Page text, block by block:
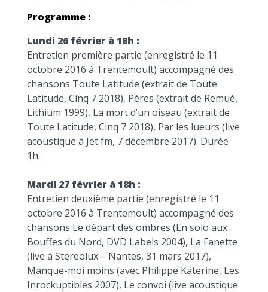
Programme :
Lundi 26 février à 18h :
Entretien première partie (enregistré le 11
octobre 2016 à Trentemoult) accompagné des
chansons Toute Latitude (extrait de Toute
Latitude, Cinq 7 2018), Pères (extrait de Remué,
Lithium 1999), La mort d’un oiseau (extrait de
Toute Latitude, Cinq 7 2018), Par les lueurs (live
acoustique à Jet fm, 7 décembre 2017). Durée
1h.
Mardi 27 février à 18h :
Entretien deuxième partie (enregistré le 11
octobre 2016 à Trentemoult) accompagné des
chansons Le départ des ombres (En solo aux
Bouffes du Nord, DVD Labels 2004), La Fanette
(live à Stereolux – Nantes, 31 mars 2017),
Manque-moi moins (avec Philippe Katerine, Les
Inrockuptibles 2007), Le convoi (live acoustique